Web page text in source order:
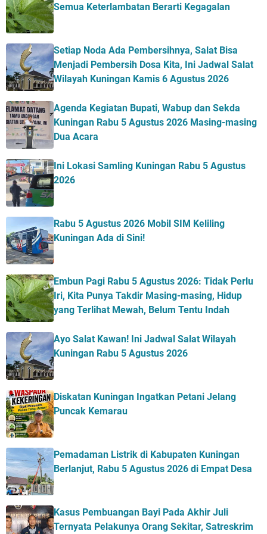
Semua Keterlambatan Berarti Kegagalan
Setiap Noda Ada Pembersihnya, Salat Bisa
Menjadi Pembersih Dosa Kita, Ini Jadwal Salat
Wilayah Kuningan Kamis 6 Agustus 2026
Agenda Kegiatan Bupati, Wabup dan Sekda
Kuningan Rabu 5 Agustus 2026 Masing-masing
Dua Acara
Ini Lokasi Samling Kuningan Rabu 5 Agustus
2026
Rabu 5 Agustus 2026 Mobil SIM Keliling
Kuningan Ada di Sini!
Embun Pagi Rabu 5 Agustus 2026: Tidak Perlu
Iri, Kita Punya Takdir Masing-masing, Hidup
yang Terlihat Mewah, Belum Tentu Indah
Ayo Salat Kawan! Ini Jadwal Salat Wilayah
Kuningan Rabu 5 Agustus 2026
Diskatan Kuningan Ingatkan Petani Jelang
Puncak Kemarau
Pemadaman Listrik di Kabupaten Kuningan
Berlanjut, Rabu 5 Agustus 2026 di Empat Desa
Kasus Pembuangan Bayi Pada Akhir Juli
Ternyata Pelakunya Orang Sekitar, Satreskrim